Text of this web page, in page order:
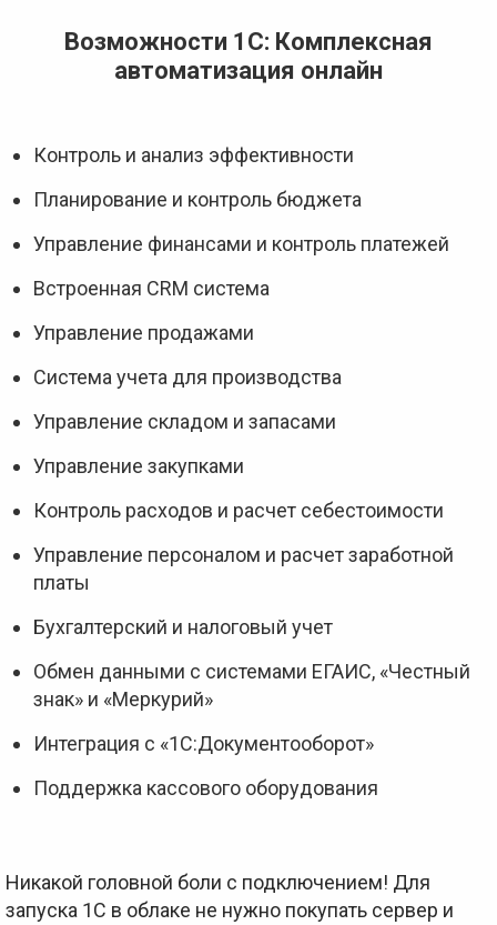
Возможности 1С: Комплексная
автоматизация онлайн
Контроль и анализ эффективности
Планирование и контроль бюджета
Управление финансами и контроль платежей
Встроенная CRM система
Управление продажами
Система учета для производства
Управление складом и запасами
Управление закупками
Контроль расходов и расчет себестоимости
Управление персоналом и расчет заработной
платы
Бухгалтерский и налоговый учет
Обмен данными с системами ЕГАИС, «Честный
знак» и «Меркурий»
Интеграция с «1С:Документооборот»
Поддержка кассового оборудования
Никакой головной боли с подключением! Для
запуска 1С в облаке не нужно покупать сервер и